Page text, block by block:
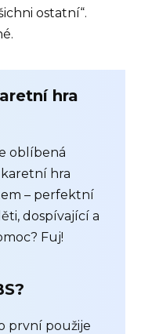
ostatní“.
hra
oblíbená
hra
– perfektní
dospívající a
Fuj!
první použije